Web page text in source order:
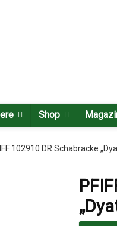
Shop
102910 DR Schabracke